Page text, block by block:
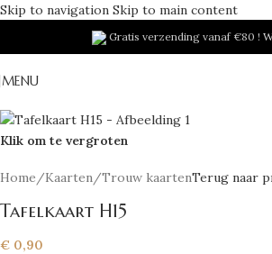
Skip to navigation Skip to main content
Gratis verzending vanaf €80 !
MENU
Klik om te vergroten
Home /Kaarten /Trouw kaartenTerug naar
Tafelkaart H15
€ 0,90